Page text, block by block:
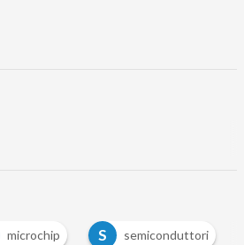
microchip S semiconduttori